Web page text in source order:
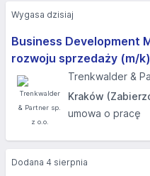
Business Development
rozwoju sprzedaży (m/k)
Trenkwalder &
Kraków
umowa o pracę
Wygasa dzisiaj
Dodana 4 sierpnia